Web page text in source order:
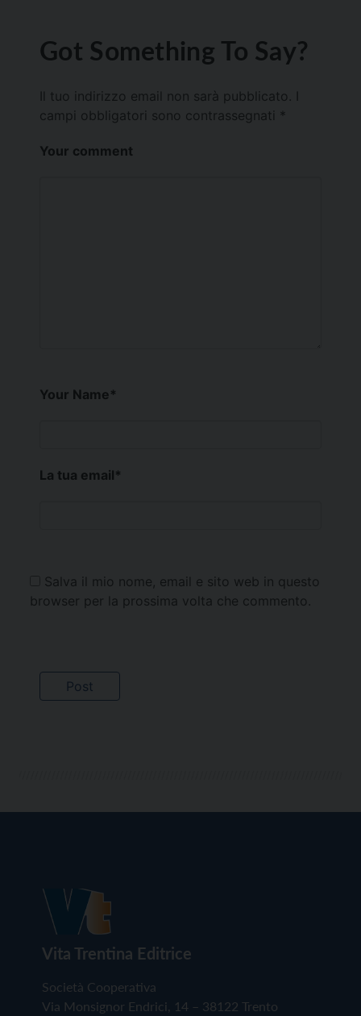
Got Something To Say?
Il tuo indirizzo email non sarà pubblicato.
campi obbligatori sono contrassegnati *
Your comment
Your Name*
La tua email*
Salva il mio nome, email e sito web in questo
browser per la prossima volta che commento.
Vita Trentina Editrice
Società Cooperativa
Via Monsignor Endrici, 14 – 38122 Trento